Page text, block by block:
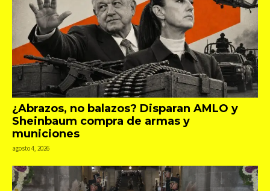
¿Abrazos, no balazos? Disparan AMLO y
Sheinbaum compra de armas y
municiones
agosto 4, 2026